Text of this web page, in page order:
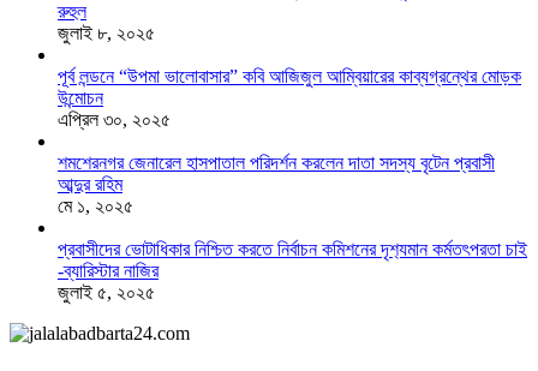
রুহুল
জুলাই ৮, ২০২৫
পূর্ব লন্ডনে “উপমা ভালোবাসার” কবি আজিজুল আম্বিয়ারের কাব্যগ্রন্থের মোড়ক
উন্মোচন
এপ্রিল ৩০, ২০২৫
শমশেরনগর জেনারেল হাসপাতাল পরিদর্শন করলেন দাতা সদস্য বৃটেন প্রবাসী
আব্দুর রহিম
মে ১, ২০২৫
প্রবাসীদের ভোটাধিকার নিশ্চিত করতে নির্বাচন কমিশনের দৃশ‍্যমান কর্মতৎপরতা চাই
-ব্যারিস্টার নাজির
জুলাই ৫, ২০২৫